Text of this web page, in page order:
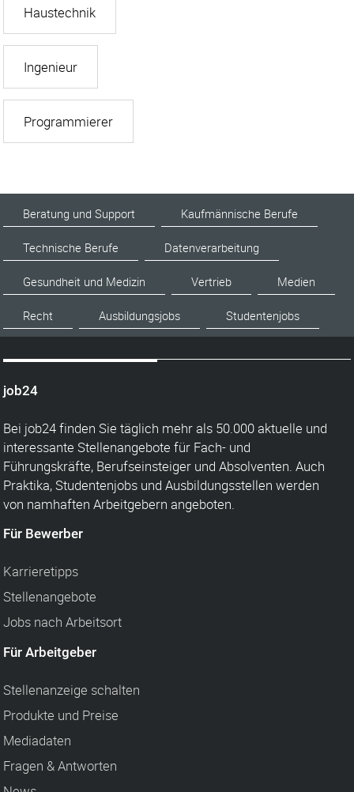
Haustechnik
Ingenieur
Programmierer
Beratung und Support Kaufmännische Berufe
Technische Berufe Datenverarbeitung
Gesundheit und Medizin Vertrieb Medien
Recht Ausbildungsjobs Studentenjobs
job24
Bei job24 finden Sie täglich mehr als 50.000 aktuelle und
interessante Stellenangebote für Fach- und
Führungskräfte, Berufseinsteiger und Absolventen. Auch
Praktika, Studentenjobs und Ausbildungsstellen werden
von namhaften Arbeitgebern angeboten.
Für Bewerber
Karrieretipps
Stellenangebote
Jobs nach Arbeitsort
Für Arbeitgeber
Stellenanzeige schalten
Produkte und Preise
Mediadaten
Fragen & Antworten